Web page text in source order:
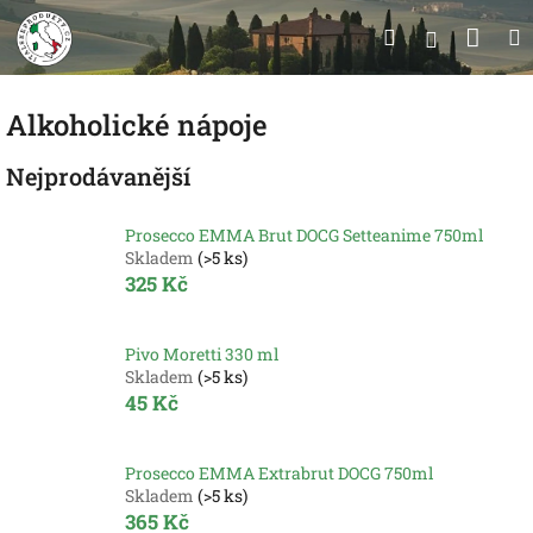
Přejít
na
obsah
Hledat
Alkoholické nápoje
Nejprodávanější
Prosecco EMMA Brut DOCG Setteanime 750ml
Skladem (>5 ks)
325 Kč
Pivo Moretti 330 ml
Skladem (>5 ks)
45 Kč
Prosecco EMMA Extrabrut DOCG 750ml
Skladem (>5 ks)
365 Kč